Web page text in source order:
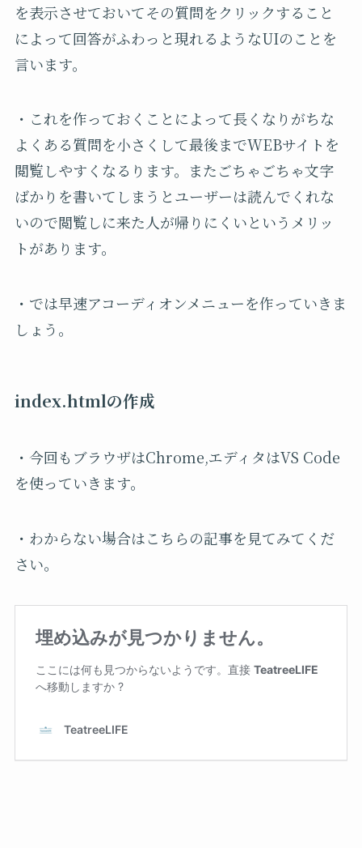
を表示させておいてその質問をクリックすること
によって回答がふわっと現れるようなUIのことを
言います。
・これを作っておくことによって長くなりがちな
よくある質問を小さくして最後までWEBサイトを
閲覧しやすくなるります。またごちゃごちゃ文字
ばかりを書いてしまうとユーザーは読んでくれな
いので閲覧しに来た人が帰りにくいというメリッ
トがあります。
・では早速アコーディオンメニューを作っていきま
しょう。
index.htmlの作成
・今回もブラウザはChrome,エディタはVS Code
を使っていきます。
・わからない場合はこちらの記事を見てみてくだ
さい。